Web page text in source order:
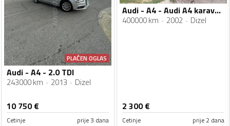
PLAĆEN OGLAS
Audi - A4 - 2.0 TDI
243000 km 2013 Dizel
10 750€
Cetinje prije 3 dana
Audi - A4 - Audi A4 karavan 1.9 TDI
400000 km 2002 Dizel
2 300€
Cetinje prije 2 dana